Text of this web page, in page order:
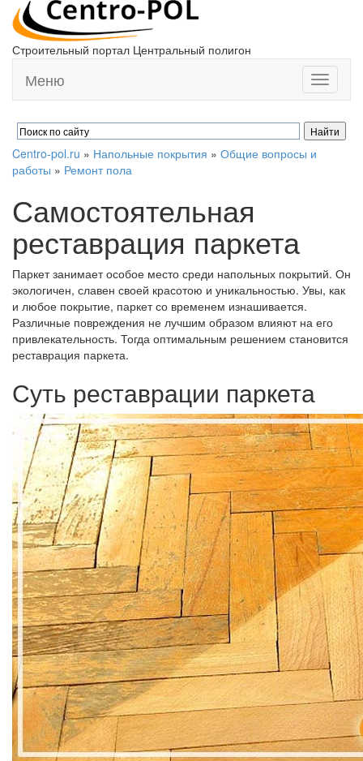
Строительный портал Центральный полигон
Toggle
Меню
Centro-pol.ru » Напольные покрытия » Общие вопросы и
работы » Ремонт пола
Самостоятельная
реставрация паркета
Паркет занимает особое место среди напольных покрытий. Он
экологичен, славен своей красотою и уникальностью. Увы, как
и любое покрытие, паркет со временем изнашивается.
Различные повреждения не лучшим образом влияют на его
привлекательность. Тогда оптимальным решением становится
реставрация паркета.
Суть реставрации паркета